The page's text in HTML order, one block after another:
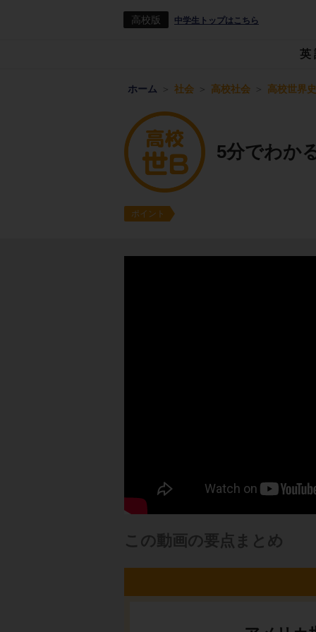
高校版 中学生トップはこちら
英
ホーム 社会 高校社会 高校世界
5分でわか
ポイント
この動画の要点まとめ